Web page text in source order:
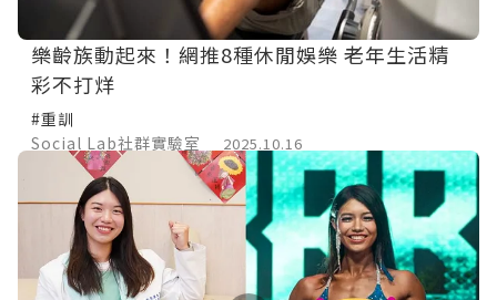
樂齡族動起來！網推8種休閒娛樂 老年生活精
彩不打烊
#重訓
Social Lab社群實驗室
2025.10.16